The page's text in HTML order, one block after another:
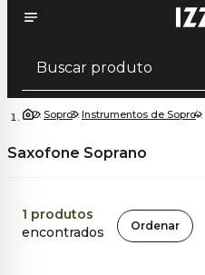
Sopro Instrumentos de Sopro
Saxofone Soprano
1 produtos
encontrados
Ordenar